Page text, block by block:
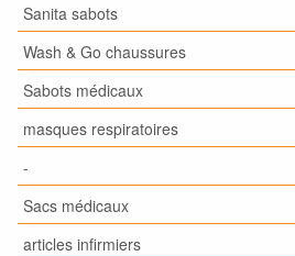
Sanita sabots
Wash & Go chaussures
Sabots médicaux
masques respiratoires
-
Sacs médicaux
articles infirmiers